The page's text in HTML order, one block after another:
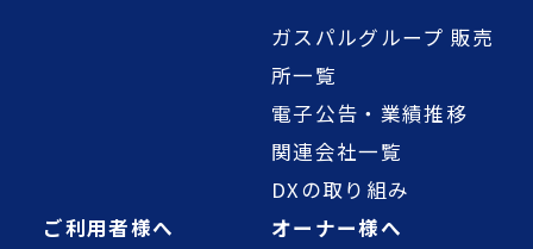
ガスパルグループ 販売
所一覧
電子公告・業績推移
関連会社一覧
DXの取り組み
ご利用者様へ
オーナー様へ